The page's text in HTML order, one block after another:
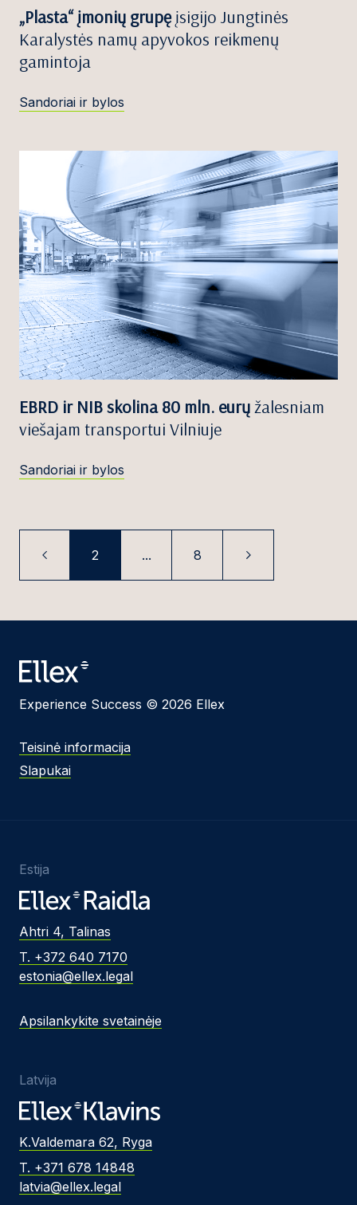
„Plasta“ įmonių grupęįsigijo Jungtinės
Karalystės namų apyvokos reikmenų
gamintoja
Sandoriai ir bylos
EBRD ir NIB skolina 80 mln. eurųžalesniam
viešajam transportui Vilniuje
Sandoriai ir bylos
2 ... 8
Experience Success © 2026 Ellex
Teisinė informacija
Slapukai
Estija
Ahtri 4, Talinas
T. +372 640 7170
estonia@ellex.legal
Apsilankykite svetainėje
Latvija
K.Valdemara 62, Ryga
T. +371 678 14848
latvia@ellex.legal